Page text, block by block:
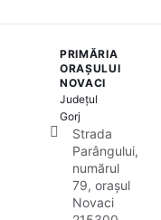
PRIMĂRIA
ORAȘULUI
NOVACI
Județul
Gorj
Strada
Parângului,
numărul
79, orașul
Novaci